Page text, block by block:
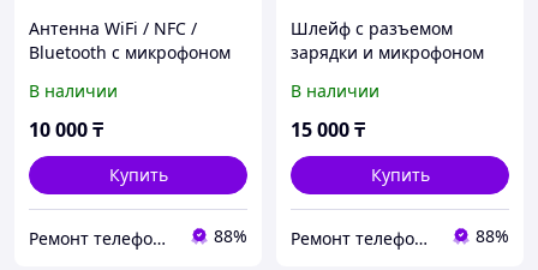
Антенна WiFi / NFC /
Bluetooth с микрофоном
Pro оригинал, снятый,
В наличии
10 000₸
Купить
Ремонт телефонов, ноутбуков, в Алматы Запчасти - TelePORT 88%
Шлейф с разъемом
зарядки и микрофоном
снятый
В наличии
15 000₸
Купить
Ремонт телефонов, ноутбуков, в Алматы Запчасти - TelePORT 88%